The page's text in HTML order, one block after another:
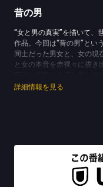
昔の男
“女と男の真実”を描いて、
作品。今回は“昔の男”とい
同士だった男女と、女の現
と女の本音を赤裸々に描き
界へと誘うことだろう。藤
開の「昔の男」をどうぞお
原あかり（藤原紀香）は
るが、美貌とスタイルの良
している。同僚の中には
はやりがいのある仕事を
るだけだということは誰
詳細情報を見る